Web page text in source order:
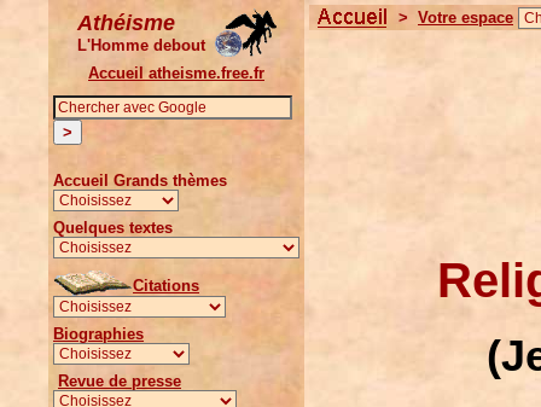
Athéisme
L'Homme debout
Accueil atheisme.free.fr
Accueil Grands thèmes
Quelques textes
Citations
Biographies
Revue de presse
> Votre espace